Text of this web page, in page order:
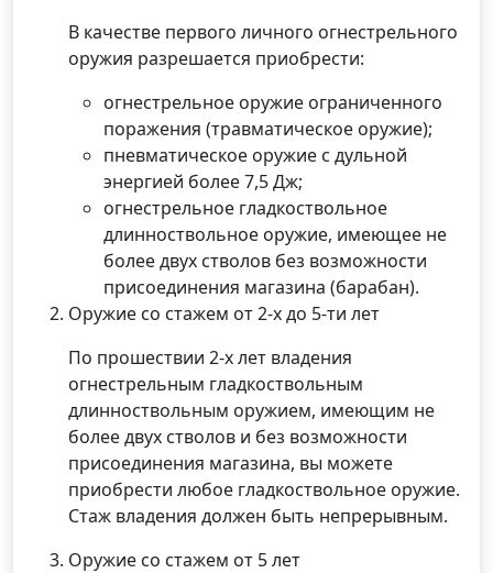
В качестве первого личного огнестрельного
оружия разрешается приобрести:
огнестрельное оружие ограниченного
поражения (травматическое оружие);
пневматическое оружие с дульной
энергией более 7,5 Дж;
огнестрельное гладкоствольное
длинноствольное оружие, имеющее не
более двух стволов без возможности
присоединения магазина (барабан).
Оружие со стажем от 2-х до 5-ти лет
По прошествии 2-х лет владения
огнестрельным гладкоствольным
длинноствольным оружием, имеющим не
более двух стволов и без возможности
присоединения магазина, вы можете
приобрести любое гладкоствольное оружие.
Стаж владения должен быть непрерывным.
Оружие со стажем от 5 лет